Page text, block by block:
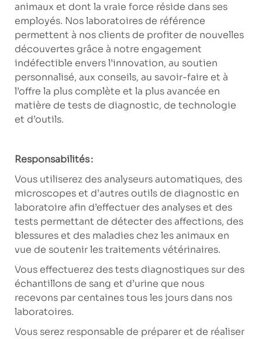
animaux et dont la vraie force réside dans ses
employés. Nos laboratoires de référence
permettent à nos clients de profiter de nouvelles
découvertes grâce à notre engagement
indéfectible envers l’innovation, au soutien
personnalisé, aux conseils, au savoir-faire et à
l’offre la plus complète et la plus avancée en
matière de tests de diagnostic, de technologie
et d’outils.
Responsabilités :
Vous utiliserez des analyseurs automatiques, des
microscopes et d’autres outils de diagnostic en
laboratoire afin d’effectuer des analyses et des
tests permettant de détecter des affections, des
blessures et des maladies chez les animaux en
vue de soutenir les traitements vétérinaires.
Vous effectuerez des tests diagnostiques sur des
échantillons de sang et d’urine que nous
recevons par centaines tous les jours dans nos
laboratoires.
Vous serez responsable de préparer et de réaliser